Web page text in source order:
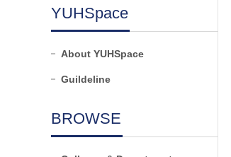
YUHSpace
About YUHSpace
Guildeline
BROWSE